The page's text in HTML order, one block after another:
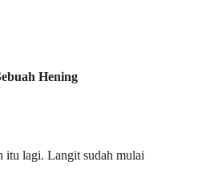
Hening
itu lagi. Langit sudah mulai